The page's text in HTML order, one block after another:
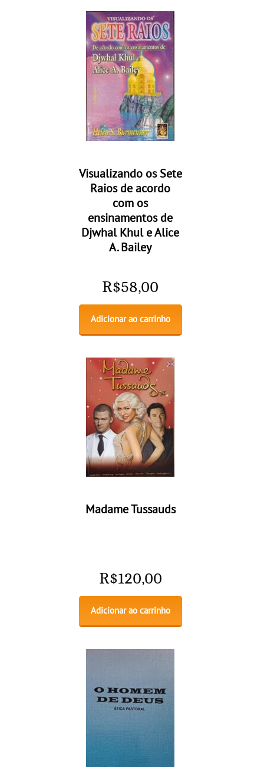
Visualizando os Sete
Raios de acordo
com os
ensinamentos de
Djwhal Khul e Alice
A. Bailey
R$58,00
Adicionar ao carrinho
Madame Tussauds
R$120,00
Adicionar ao carrinho